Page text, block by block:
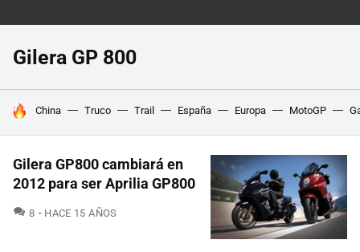
Gilera GP 800
HOY SE HABLA DE
China Truco Trail España Europa MotoGP
Gilera GP800 cambiará en
2012 para ser Aprilia GP800
8 COMENTARIOS
HACE 15 AÑOS